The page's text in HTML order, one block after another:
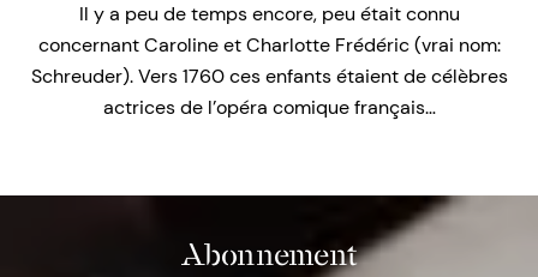
Il y a peu de temps encore, peu était connu
concernant Caroline et Charlotte Frédéric (vrai nom:
Schreuder). Vers 1760 ces enfants étaient de célèbres
actrices de l’opéra comique français…
Abonnement